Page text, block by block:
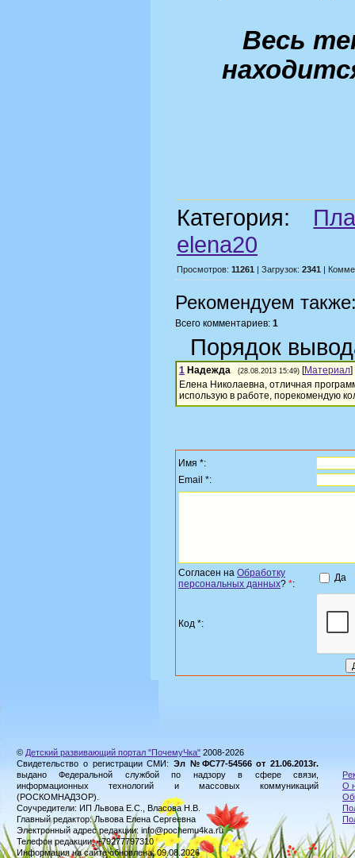
Весь
Категория:
elena20
Просмотров: 11261 | Загрузок: 2341 |
Рекомендуем
Всего комментариев: 1
Порядок
1 Надежда (28.08.2013 15:49) [Материал]
Елена Николаевна, отличная
использую в работе, порекомендую
Имя *:
Email *:
Согласен на Обработку
персональных данных? *:
Да
Код *:
© Детский развивающий портал "ПочемуЧка" 2008-2026
Свидетельство о регистрации СМИ: Эл №ФС77-54566 от 21.06.2013г.
выдано Федеральной службой по надзору в сфере связи,
информационных технологий и массовых коммуникаций
(РОСКОМНАДЗОР).
Соучредители: ИП Львова Е.С., Власова Н.В.
Главный редактор: Львова Елена Сергеевна
Электронный адрес редакции: info@pochemu4ka.ru
Телефон редакции: +79277797310
Информация на сайте обновлена: 09.08.2026
О